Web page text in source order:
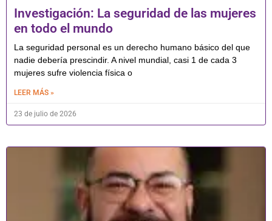
Investigación: La seguridad de las mujeres
en todo el mundo
La seguridad personal es un derecho humano básico del que
nadie debería prescindir. A nivel mundial, casi 1 de cada 3
mujeres sufre violencia física o
LEER MÁS »
23 de julio de 2026